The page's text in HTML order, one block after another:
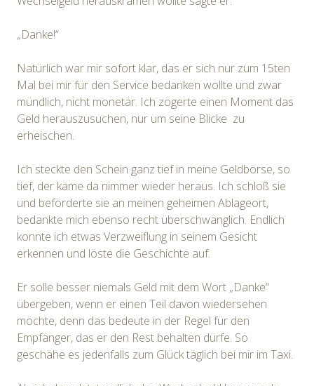
„Danke!“
Natürlich war mir sofort klar, das er sich nur zum 15ten
Mal bei mir für den Service bedanken wollte und zwar
mündlich, nicht monetär. Ich zögerte einen Moment das
Geld herauszusuchen, nur um seine Blicke zu
erheischen.
Ich steckte den Schein ganz tief in meine Geldbörse, so
tief, der käme da nimmer wieder heraus. Ich schloß sie
und beförderte sie an meinen geheimen Ablageort,
bedankte mich ebenso recht überschwänglich. Endlich
konnte ich etwas Verzweiflung in seinem Gesicht
erkennen und löste die Geschichte auf.
Er solle besser niemals Geld mit dem Wort „Danke“
übergeben, wenn er einen Teil davon wiedersehen
möchte, denn das bedeute in der Regel für den
Empfänger, das er den Rest behalten dürfe. So
geschähe es jedenfalls zum Glück täglich bei mir im Taxi.